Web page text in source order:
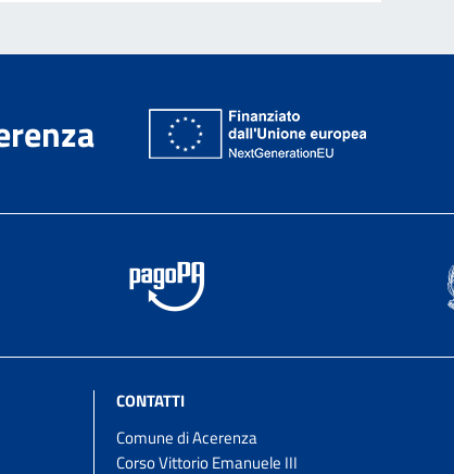
CONTATTI
Comune di Acerenza
Corso Vittorio Emanuele III